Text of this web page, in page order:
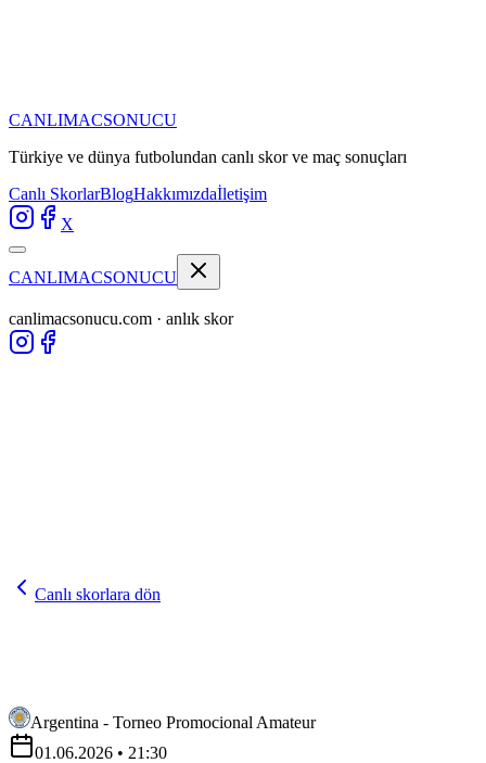
CANLIMACSONUCU
Türkiye ve dünya futbolundan canlı skor ve maç sonuçları
Canlı SkorlarBlogHakkımızdaİletişim
X
CANLIMACSONUCU
canlimacsonucu.com · anlık skor
Canlı skorlara dön
Argentina - Torneo Promocional Amateur
01.06.2026 • 21:30